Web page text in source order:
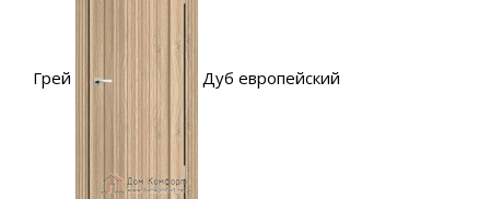
Грей Дуб европейский